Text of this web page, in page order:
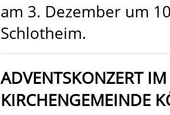
am 3. Dezember um
Schlotheim.
ADVENTSKONZERT
KIRCHENGEMEINDE